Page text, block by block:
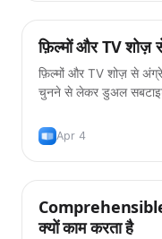
सीखने के तरीके
फ़िल्मों और TV शोज़
फ़िल्मों और TV शोज़ से
चुनने से लेकर डुअल
Apr 4
सीखने के तरीके
Comprehensible
क्यों काम करता है